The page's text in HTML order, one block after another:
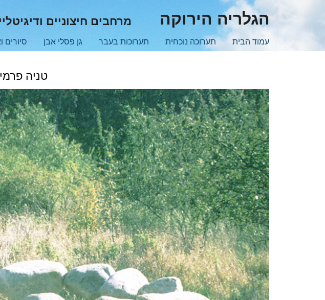
main
content
הגלריה הירוקה מרחבים חיצוניים
עמוד הבית תערוכה נוכחית תערוכות בעבר גן פסלי אבן סיורים
טניה